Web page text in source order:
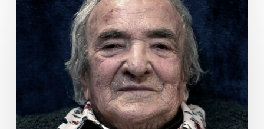
Covadonga